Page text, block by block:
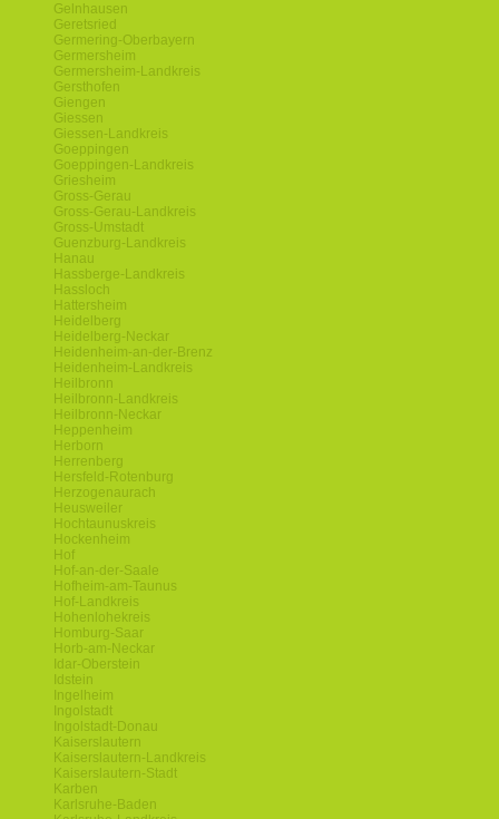
Gelnhausen
Geretsried
Germering-Oberbayern
Germersheim
Germersheim-Landkreis
Gersthofen
Giengen
Giessen
Giessen-Landkreis
Goeppingen
Goeppingen-Landkreis
Griesheim
Gross-Gerau
Gross-Gerau-Landkreis
Gross-Umstadt
Guenzburg-Landkreis
Hanau
Hassberge-Landkreis
Hassloch
Hattersheim
Heidelberg
Heidelberg-Neckar
Heidenheim-an-der-Brenz
Heidenheim-Landkreis
Heilbronn
Heilbronn-Landkreis
Heilbronn-Neckar
Heppenheim
Herborn
Herrenberg
Hersfeld-Rotenburg
Herzogenaurach
Heusweiler
Hochtaunuskreis
Hockenheim
Hof
Hof-an-der-Saale
Hofheim-am-Taunus
Hof-Landkreis
Hohenlohekreis
Homburg-Saar
Horb-am-Neckar
Idar-Oberstein
Idstein
Ingelheim
Ingolstadt
Ingolstadt-Donau
Kaiserslautern
Kaiserslautern-Landkreis
Kaiserslautern-Stadt
Karben
Karlsruhe-Baden